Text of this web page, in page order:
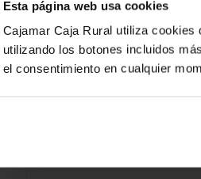
Esta página web usa cookies
Cajamar Caja Rural utiliza
utilizando los botones incluidos
el consentimiento en cualquier